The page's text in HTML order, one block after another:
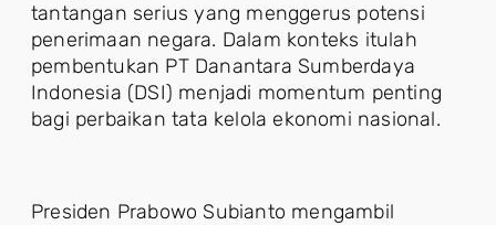
tantangan serius yang menggerus potensi
penerimaan negara. Dalam konteks itulah
pembentukan PT Danantara Sumberdaya
Indonesia (DSI) menjadi momentum penting
bagi perbaikan tata kelola ekonomi nasional.
Presiden Prabowo Subianto mengambil